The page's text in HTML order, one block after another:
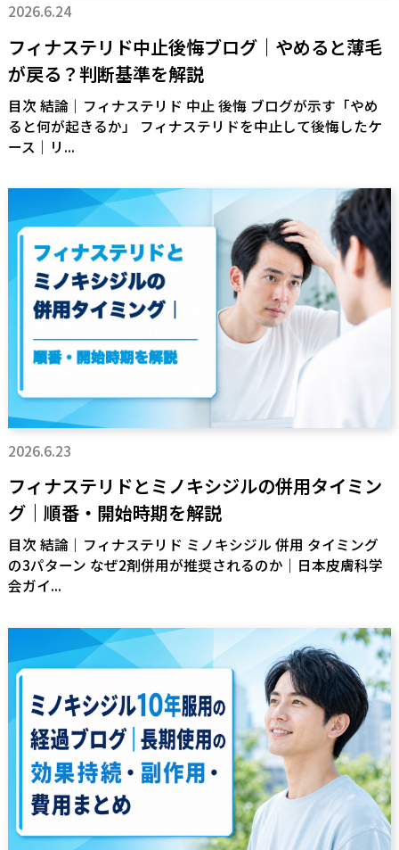
2026.6.24
フィナステリド中止後悔ブログ｜やめると薄毛
が戻る？判断基準を解説
目次 結論｜フィナステリド 中止 後悔 ブログが示す「やめ
ると何が起きるか」 フィナステリドを中止して後悔したケ
ース｜リ...
2026.6.23
フィナステリドとミノキシジルの併用タイミン
グ｜順番・開始時期を解説
目次 結論｜フィナステリド ミノキシジル 併用 タイミング
の3パターン なぜ2剤併用が推奨されるのか｜日本皮膚科学
会ガイ...